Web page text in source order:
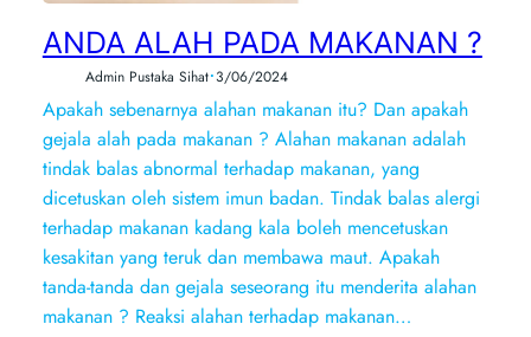
ANDA ALAH PADA MAKANAN ?
Admin Pustaka Sihat•3/06/2024
Apakah sebenarnya alahan makanan itu? Dan apakah
gejala alah pada makanan ? Alahan makanan adalah
tindak balas abnormal terhadap makanan, yang
dicetuskan oleh sistem imun badan. Tindak balas alergi
terhadap makanan kadang kala boleh mencetuskan
kesakitan yang teruk dan membawa maut. Apakah
tanda-tanda dan gejala seseorang itu menderita alahan
makanan ? Reaksi alahan terhadap makanan…